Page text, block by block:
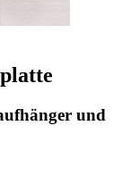
und